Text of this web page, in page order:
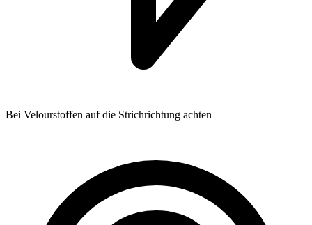
Bei Velourstoffen auf die Strichrichtung achten